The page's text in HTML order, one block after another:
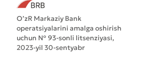
O’zR Markaziy Bank
operatsiyalarini amalga oshirish
uchun № 93-sonli litsenziyasi,
2023-yil 30-sentyabr